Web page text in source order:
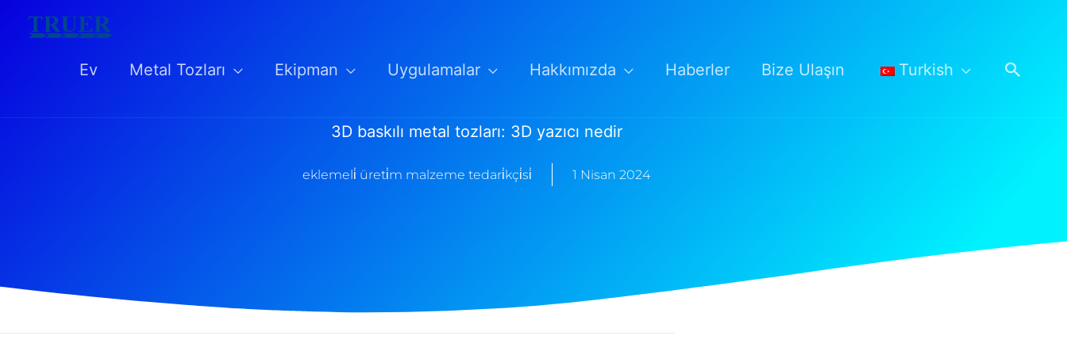
İçeriğe
Ev
Metal Tozları Ekipman Uygulamalar Hakkımızda Haberler Bize Ulaşın Turkish Arama
3D baskılı metal tozları: 3D yazıcı nedir
eklemeli̇ üreti̇m malzeme tedari̇kçi̇si̇ 1 Nisan 2024